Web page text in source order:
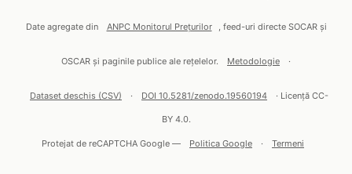
Date agregate din ANPC Monitorul Prețurilor , feed-uri directe SOCAR și
OSCAR și paginile publice ale rețelelor. Metodologie ·
Dataset deschis (CSV) · DOI 10.5281/zenodo.19560194 · Licență CC-
BY 4.0.
Protejat de reCAPTCHA Google — Politica Google · Termeni